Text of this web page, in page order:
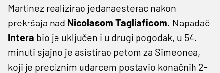
Martinez realizirao jedanaesterac nakon
prekršaja nad Nicolasom Tagliaficom. Napadač
Intera bio je uključen i u drugi pogodak, u 54.
minuti sjajno je asistirao petom za Simeonea,
koji je preciznim udarcem postavio konačnih 2-